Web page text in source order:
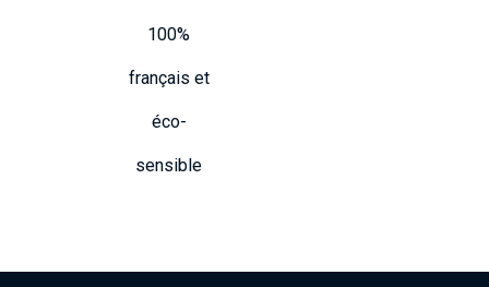
100%
français et
éco-
sensible